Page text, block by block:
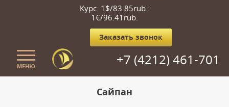
Курс: 1$/83.85rub.:
1€/96.41rub.
Заказать звонок
МЕНЮ +7 (4212) 461-701
Сайпан